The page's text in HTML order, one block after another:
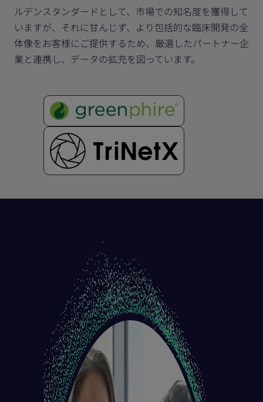
ルデンスタンダードとして、市場での知名度を獲得して
いますが、それに甘んじず、より包括的な臨床開発の全
体像をお客様にご提供するため、厳選したパートナー企
業と連携し、データの拡充を図っています。